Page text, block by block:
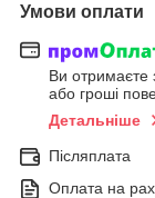
Умови оплати
Ви отримаєте
або гроші
Детальніше
Післяплата
Оплата на